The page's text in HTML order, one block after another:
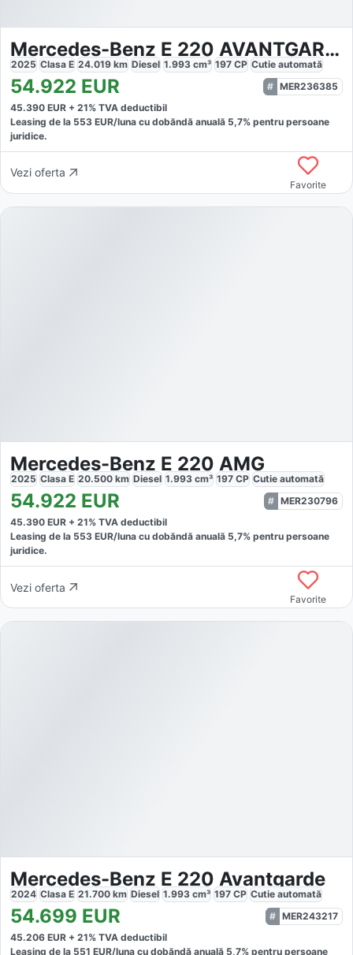
Mercedes-Benz E 220 AVANTGARDE
2025 Clasa E 24.019 km Diesel 1.993 cm³ 197 CP Cutie automată
54.922 EUR
MER236385
45.390 EUR + 21% TVA deductibil
Leasing de la 553 EUR/luna cu dobăndă anuală 5,7% pentru persoane
juridice.
Vezi oferta
Favorite
Mercedes-Benz E 220 AMG
2025 Clasa E 20.500 km Diesel 1.993 cm³ 197 CP Cutie automată
54.922 EUR
MER230796
45.390 EUR + 21% TVA deductibil
Leasing de la 553 EUR/luna cu dobăndă anuală 5,7% pentru persoane
juridice.
Vezi oferta
Favorite
Mercedes-Benz E 220 Avantgarde
2024 Clasa E 21.700 km Diesel 1.993 cm³ 197 CP Cutie automată
54.699 EUR
MER243217
45.206 EUR + 21% TVA deductibil
Leasing de la 551 EUR/luna cu dobăndă anuală 5,7% pentru persoane